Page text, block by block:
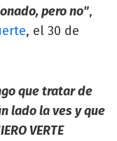
pero no",
, el 30 de
que tratar de
lado la ves y que
VERTE